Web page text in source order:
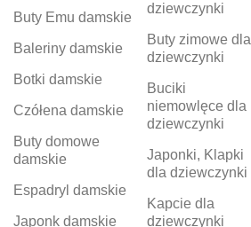
Buty Emu damskie
Baleriny damskie
Botki damskie
Czółena damskie
Buty domowe
damskie
Espadryl damskie
Japonk damskie
dziewczynki
Buty zimowe dla
dziewczynki
Buciki
niemowlęce dla
dziewczynki
Japonki, Klapki
dla dziewczynki
Kapcie dla
dziewczynki